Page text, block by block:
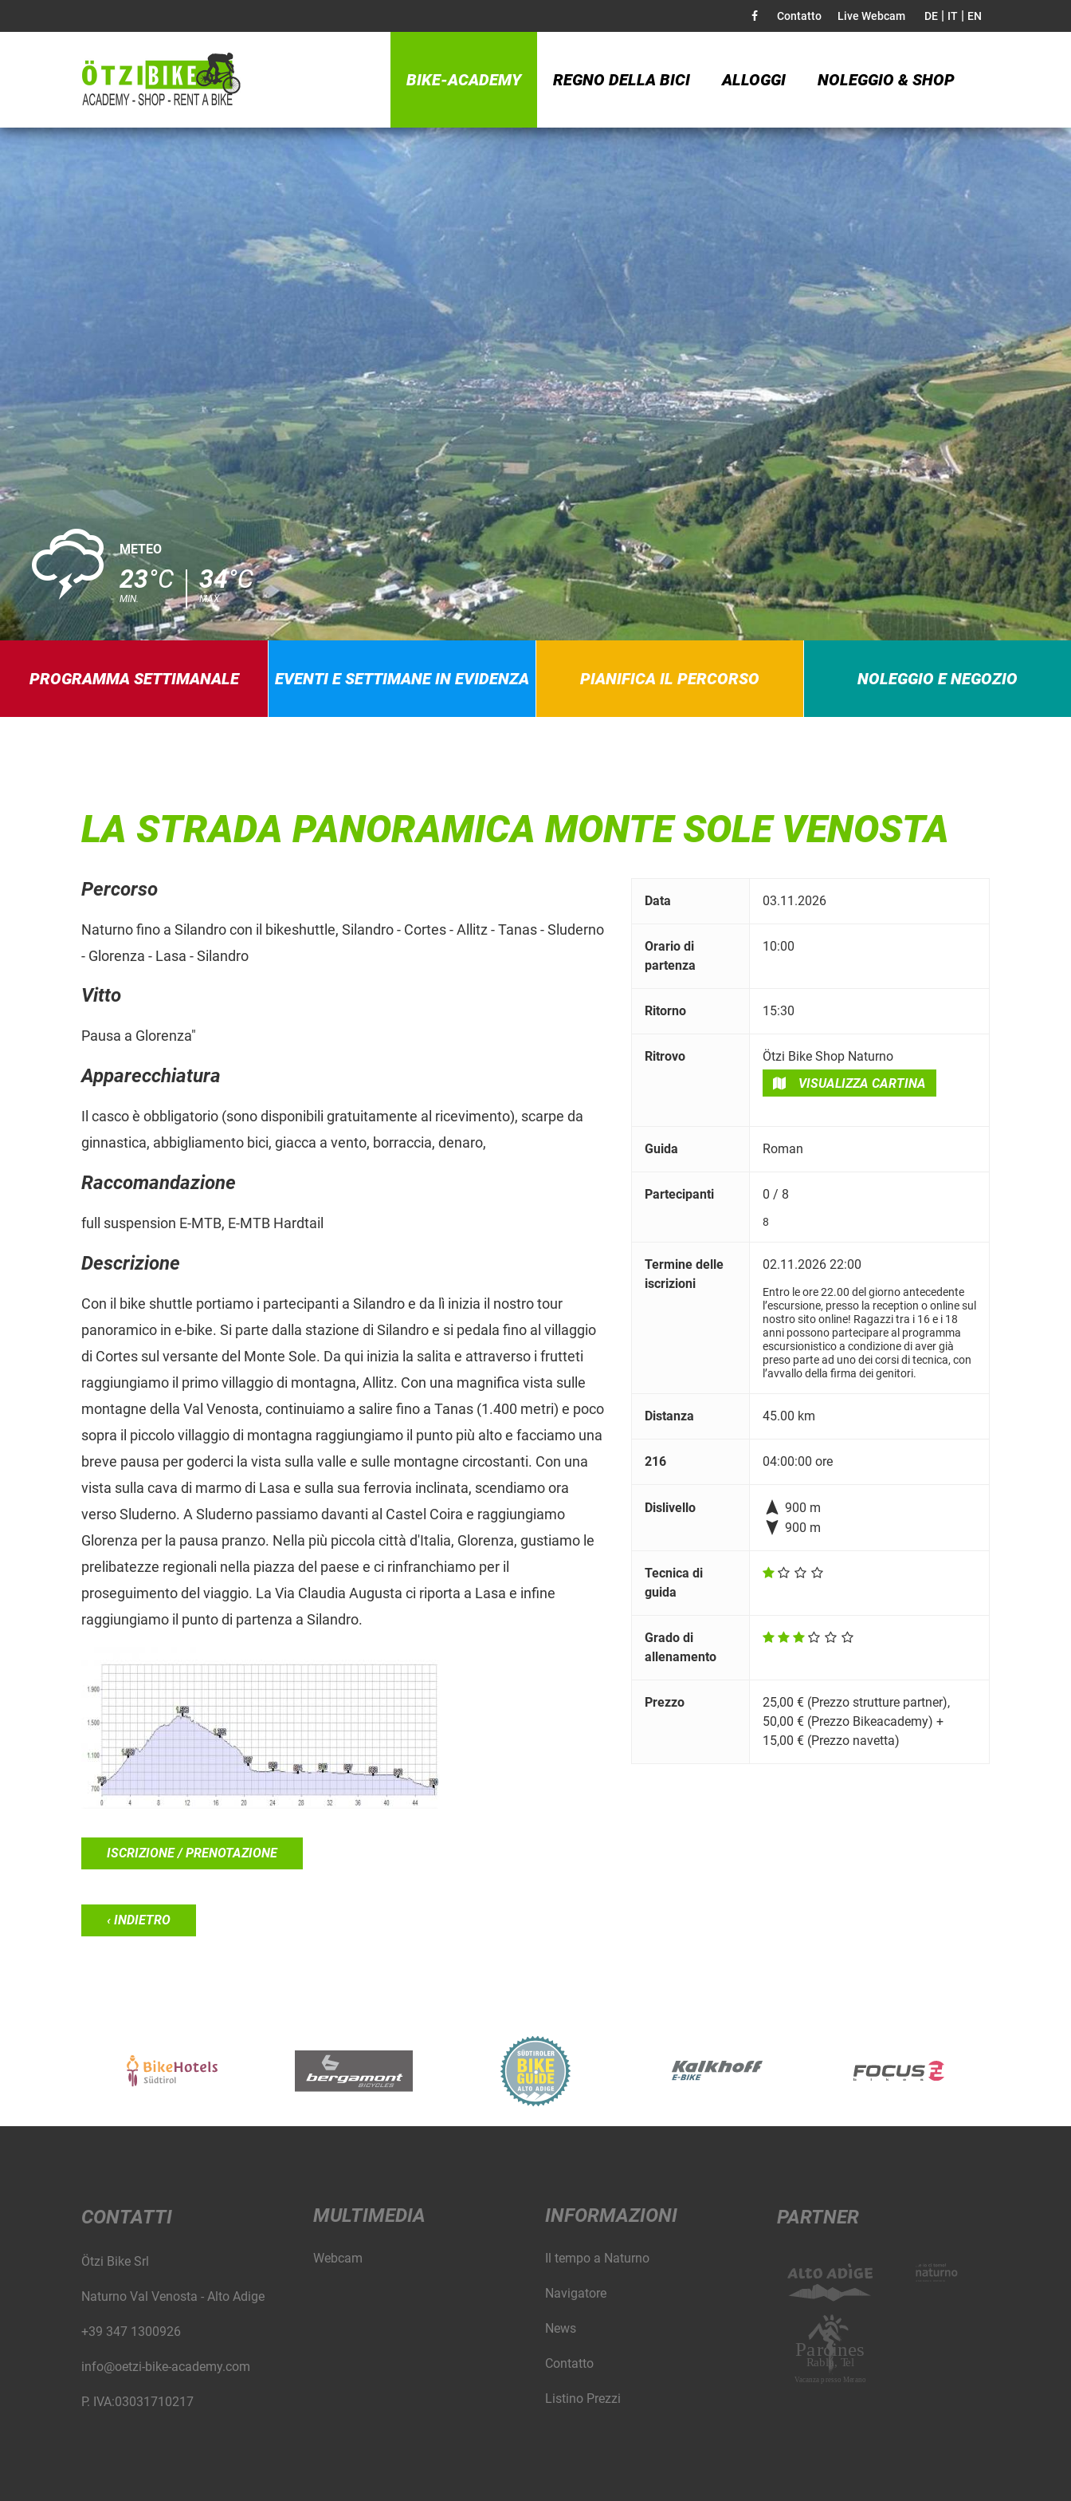
Contatto Live Webcam DE | IT | EN
BIKE-ACADEMY REGNO DELLA BICI ALLOGGI NOLEGGIO & SHOP
0 METEO
23°C
MIN.
34°C
MAX.
PROGRAMMA SETTIMANALE EVENTI E SETTIMANE IN EVIDENZA PIANIFICA IL PERCORSO NOLEGGIO E NEGOZIO
LA STRADA PANORAMICA MONTE SOLE VENOSTA
Data 03.11.2026
Orario di
partenza
10:00
Ritorno 15:30
Ritrovo
Ötzi Bike Shop Naturno
VISUALIZZA CARTINA
Guida Roman
Partecipanti 0 / 8
8
Termine delle
iscrizioni
02.11.2026 22:00
Entro le ore 22.00 del giorno antecedente
l’escursione, presso la reception o online sul
nostro sito online! Ragazzi tra i 16 e i 18
anni possono partecipare al programma
escursionistico a condizione di aver già
preso parte ad uno dei corsi di tecnica, con
l’avvallo della firma dei genitori.
Distanza 45.00 km
216 04:00:00 ore
Dislivello  900 m
 900 m
Tecnica di
guida
Grado di
allenamento
Prezzo
25,00 € (Prezzo strutture partner),
50,00 € (Prezzo Bikeacademy) +
15,00 € (Prezzo navetta)
Percorso
Naturno fino a Silandro con il bikeshuttle, Silandro - Cortes - Allitz - Tanas - Sluderno
- Glorenza - Lasa - Silandro
Vitto
Pausa a Glorenza"
Apparecchiatura
Il casco è obbligatorio (sono disponibili gratuitamente al ricevimento), scarpe da
ginnastica, abbigliamento bici, giacca a vento, borraccia, denaro,
Raccomandazione
full suspension E-MTB, E-MTB Hardtail
Descrizione
Con il bike shuttle portiamo i partecipanti a Silandro e da lì inizia il nostro tour
panoramico in e-bike. Si parte dalla stazione di Silandro e si pedala fino al villaggio
di Cortes sul versante del Monte Sole. Da qui inizia la salita e attraverso i frutteti
raggiungiamo il primo villaggio di montagna, Allitz. Con una magnifica vista sulle
montagne della Val Venosta, continuiamo a salire fino a Tanas (1.400 metri) e poco
sopra il piccolo villaggio di montagna raggiungiamo il punto più alto e facciamo una
breve pausa per goderci la vista sulla valle e sulle montagne circostanti. Con una
vista sulla cava di marmo di Lasa e sulla sua ferrovia inclinata, scendiamo ora
verso Sluderno. A Sluderno passiamo davanti al Castel Coira e raggiungiamo
Glorenza per la pausa pranzo. Nella più piccola città d'Italia, Glorenza, gustiamo le
prelibatezze regionali nella piazza del paese e ci rinfranchiamo per il
proseguimento del viaggio. La Via Claudia Augusta ci riporta a Lasa e infine
raggiungiamo il punto di partenza a Silandro.
ISCRIZIONE / PRENOTAZIONE
‹ INDIETRO
CONTATTI
Ötzi Bike Srl
Naturno Val Venosta - Alto Adige
+39 347 1300926
info@oetzi-bike-academy.com
P. IVA:03031710217
MULTIMEDIA
Webcam
INFORMAZIONI
Il tempo a Naturno
Navigatore
News
Contatto
Listino Prezzi
PARTNER